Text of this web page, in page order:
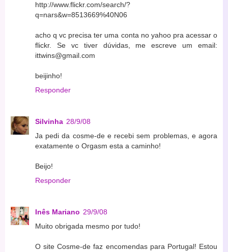
http://www.flickr.com/search/?
q=nars&w=8513669%40N06
acho q vc precisa ter uma conta no yahoo pra acessar o
flickr. Se vc tiver dúvidas, me escreve um email:
ittwins@gmail.com
beijinho!
Responder
Silvinha 28/9/08
Ja pedi da cosme-de e recebi sem problemas, e agora
exatamente o Orgasm esta a caminho!
Beijo!
Responder
Inês Mariano 29/9/08
Muito obrigada mesmo por tudo!
O site Cosme-de faz encomendas para Portugal! Estou